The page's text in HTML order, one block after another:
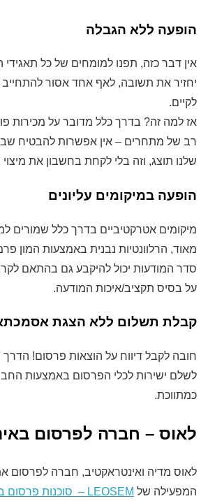
הופעה ללא הגבלה
אין דבר כזה, תפנו למומחים של כל תאגידי
יחזיר את תשובה, לאף אחד אסור להתחייב
לקיים.
אז למה זה? בדרך כלל מדובר על מכירות
רב של מתחרים – אין אפשרות להבטיח
שלנו תוצג, וזה בלי לקחת בחשבון את מיצוי
הופעה במיקומים עליונים
מיקומים אטרקטיביים בדרך כלל שמורים
מאוד, הרלוונטיות נבנית באמצעות המון
סדר המודעות יכול להיקבע גם בהתאם
על בסיס תקציב/איכות המודעה.
קבלת תשלום ללא הצגת
חובה לקבל דיווח על הוצאות פרסום! הדרך
לשלם ישירות לכלי הפרסום באמצעות
כמתווכת.
לאוס – חברה לפרסום
לאוס מדיה ואינטראקטיב, חברה לפרסום
המפעילה של LEOSEM – סוכנות פרסום באינטרנט